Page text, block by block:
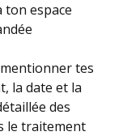
ton espace
tes
la date et la
des
le traitement